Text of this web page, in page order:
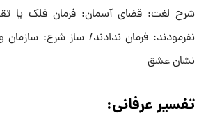
شرح لغت: قضای آسمان: فرمان فلک یا
نفرمودند: فرمان ندادند/ ساز شرع:
نشان عشق
تفسیر عرفانی: